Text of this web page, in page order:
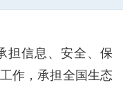
担信息、安全、保
作，承担全国生态